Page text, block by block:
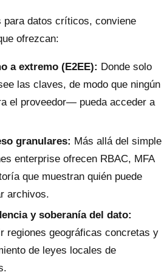
para datos críticos, conviene
ofrezcan:
a extremo (E2EE): Donde solo
las claves, de modo que ningún
el proveedor— pueda acceder a
granulares: Más allá del simple
enterprise ofrecen RBAC, MFA
que muestran quién puede
archivos.
y soberanía del dato:
regiones geográficas concretas y
de leyes locales de